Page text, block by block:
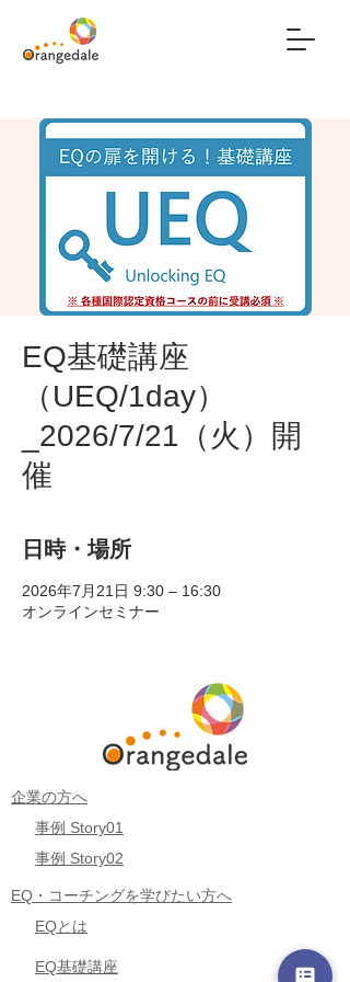
EQ基礎講座
（UEQ/1day）
_2026/7/21（火）開
催
日時・場所
2026年7月21日 9:30 – 16:30
オンラインセミナー
企業の方へ
事例 Story01
事例 Story02
EQ・コーチングを学びたい方へ
EQとは
EQ基礎講座